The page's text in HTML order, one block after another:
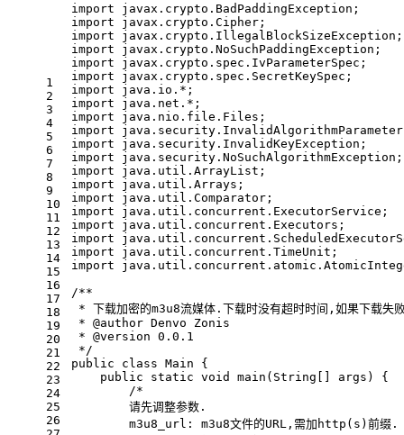
1
2
3
4
5
6
7
8
9
10
11
12
13
14
15
16
17
18
19
20
21
22
23
24
25
26
import javax.crypto.BadPaddingException;
import javax.crypto.Cipher;
import javax.crypto.IllegalBlockSizeException;
import javax.crypto.NoSuchPaddingException;
import javax.crypto.spec.IvParameterSpec;
import javax.crypto.spec.SecretKeySpec;
import java.io.*;
import java.net.*;
import java.nio.file.Files;
import
import java.security.InvalidKeyException;
import java.security.NoSuchAlgorithmException;
import java.util.ArrayList;
import java.util.Arrays;
import java.util.Comparator;
import java.util.concurrent.ExecutorService;
import java.util.concurrent.Executors;
import
import java.util.concurrent.TimeUnit;
import
/**
* 下载加密的m3u8流媒体.下载时没有超时时间,如果下载失
* @author Denvo Zonis
* @version 0.0.1
*/
public
class Main {
public
static void main (String[] args)
{
/*
        请先调整参数.
        m3u8_url: m3u8文件的URL,需加http(s)前缀.